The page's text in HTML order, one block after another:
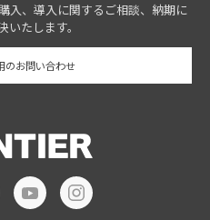
入、導入に関するご相談、納期に
たします。
のお問い合わせ